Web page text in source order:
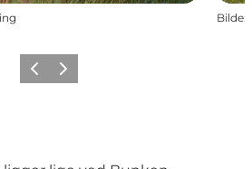
Bilde:
ForrigeNeste